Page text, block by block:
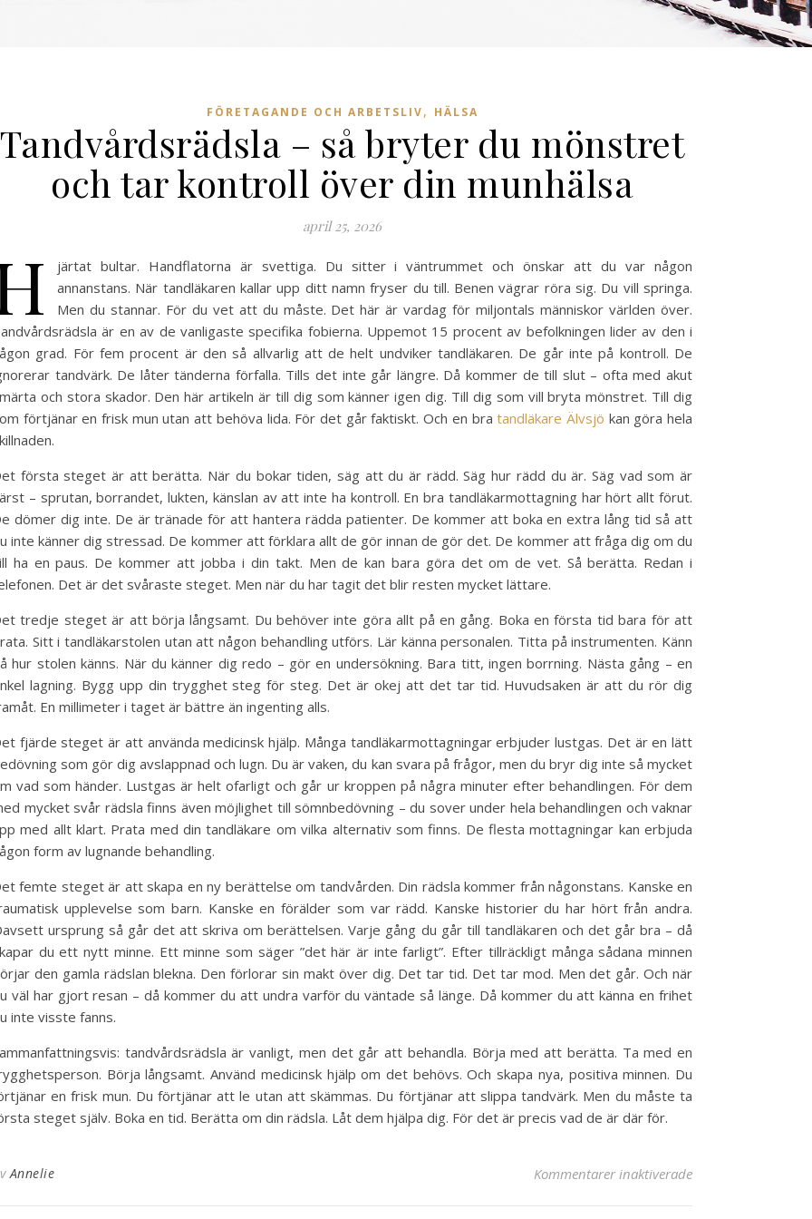
FÖRETAGANDE OCH ARBETSLIV, HÄLSA
Tandvårdsrädsla – så bryter du mönstret
och tar kontroll över din munhälsa
april 25, 2026
järtat bultar. Handflatorna är svettiga. Du sitter i väntrummet och önskar att du var någon
annanstans. När tandläkaren kallar upp ditt namn fryser du till. Benen vägrar röra sig. Du vill springa.
Men du stannar. För du vet att du måste. Det här är vardag för miljontals människor världen över.
är en av de vanligaste specifika fobierna. Uppemot 15 procent av befolkningen lider av den i
grad. För fem procent är den så allvarlig att de helt undviker tandläkaren. De går inte på kontroll. De
tandvärk. De låter tänderna förfalla. Tills det inte går längre. Då kommer de till slut – ofta med akut
och stora skador. Den här artikeln är till dig som känner igen dig. Till dig som vill bryta mönstret. Till dig
förtjänar en frisk mun utan att behöva lida. För det går faktiskt. Och en bratandläkare Älvsjö kan göra hela
första steget är att berätta. När du bokar tiden, säg att du är rädd. Säg hur rädd du är. Säg vad som är
– sprutan, borrandet, lukten, känslan av att inte ha kontroll. En bra tandläkarmottagning har hört allt förut.
dömer dig inte. De är tränade för att hantera rädda patienter. De kommer att boka en extra lång tid så att
inte känner dig stressad. De kommer att förklara allt de gör innan de gör det. De kommer att fråga dig om du
ha en paus. De kommer att jobba i din takt. Men de kan bara göra det om de vet. Så berätta. Redan i
Det är det svåraste steget. Men när du har tagit det blir resten mycket lättare.
tredje steget är att börja långsamt. Du behöver inte göra allt på en gång. Boka en första tid bara för att
Sitt i tandläkarstolen utan att någon behandling utförs. Lär känna personalen. Titta på instrumenten. Känn
hur stolen känns. När du känner dig redo – gör en undersökning. Bara titt, ingen borrning. Nästa gång – en
lagning. Bygg upp din trygghet steg för steg. Det är okej att det tar tid. Huvudsaken är att du rör dig
En millimeter i taget är bättre än ingenting alls.
fjärde steget är att använda medicinsk hjälp. Många tandläkarmottagningar erbjuder lustgas. Det är en lätt
som gör dig avslappnad och lugn. Du är vaken, du kan svara på frågor, men du bryr dig inte så mycket
vad som händer. Lustgas är helt ofarligt och går ur kroppen på några minuter efter behandlingen. För dem
mycket svår rädsla finns även möjlighet till sömnbedövning – du sover under hela behandlingen och vaknar
med allt klart. Prata med din tandläkare om vilka alternativ som finns. De flesta mottagningar kan erbjuda
form av lugnande behandling.
femte steget är att skapa en ny berättelse om tandvården. Din rädsla kommer från någonstans. Kanske en
upplevelse som barn. Kanske en förälder som var rädd. Kanske historier du har hört från andra.
ursprung så går det att skriva om berättelsen. Varje gång du går till tandläkaren och det går bra – då
du ett nytt minne. Ett minne som säger ”det här är inte farligt”. Efter tillräckligt många sådana minnen
den gamla rädslan blekna. Den förlorar sin makt över dig. Det tar tid. Det tar mod. Men det går. Och när
väl har gjort resan – då kommer du att undra varför du väntade så länge. Då kommer du att känna en frihet
inte visste fanns.
tandvårdsrädsla är vanligt, men det går att behandla. Börja med att berätta. Ta med en
Börja långsamt. Använd medicinsk hjälp om det behövs. Och skapa nya, positiva minnen. Du
en frisk mun. Du förtjänar att le utan att skämmas. Du förtjänar att slippa tandvärk. Men du måste ta
steget själv. Boka en tid. Berätta om din rädsla. Låt dem hjälpa dig. För det är precis vad de är där för.
Annelie Kommentarer inaktiverade